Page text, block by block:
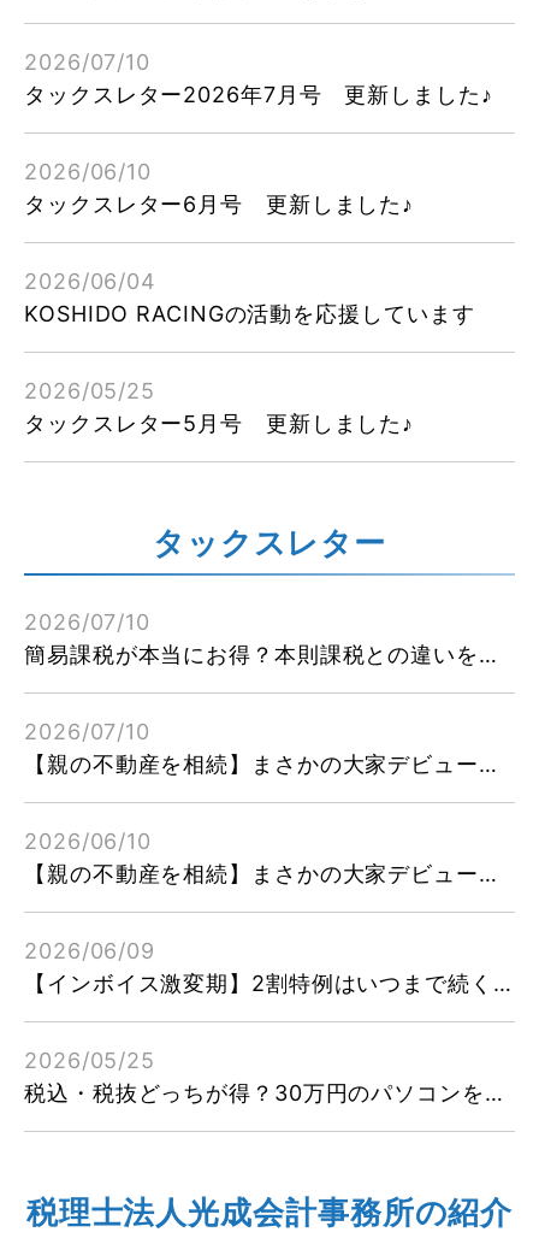
2026/07/10
タックスレター2026年7月号 更新しました♪
2026/06/10
タックスレター6月号 更新しました♪
2026/06/04
KOSHIDO RACINGの活動を応援しています
2026/05/25
タックスレター5月号 更新しました♪
タックスレター
2026/07/10
簡易課税が本当にお得？本則課税との違いをチェック！
2026/07/10
【親の不動産を相続】まさかの大家デビュー！②確認したい消費税の申告・届出のポイント
2026/06/10
【親の不動産を相続】まさかの大家デビュー！会社員でも確定申告が必要って本当？
2026/06/09
【インボイス激変期】2割特例はいつまで続く？個人・法人別の終了時期ロードマップ
2026/05/25
税込・税抜どっちが得？30万円のパソコンを一括経費にする分かれ道
税理士法人光成会計事務所の紹介